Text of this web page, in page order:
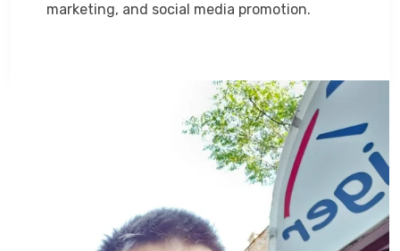
marketing, and social media promotion.